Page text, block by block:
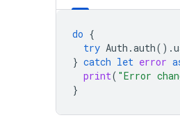
do {
try Auth .auth().
} catch let error
print( "Error
}